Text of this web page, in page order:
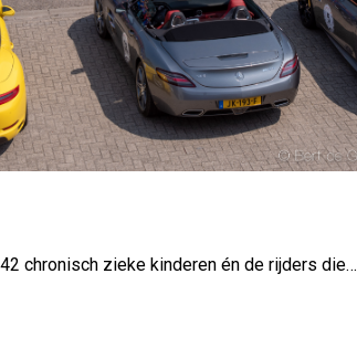
chronisch zieke kinderen én de rijders die…